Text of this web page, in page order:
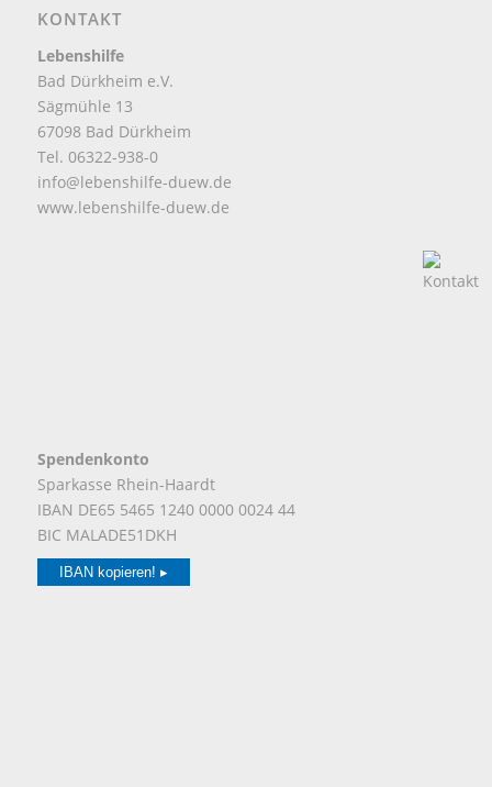
KONTAKT
Lebenshilfe
Bad Dürkheim e.V.
Sägmühle 13
67098 Bad Dürkheim
Tel. 06322-938-0
info@lebenshilfe-duew.de
www.lebenshilfe-duew.de
Spendenkonto
Sparkasse Rhein-Haardt
IBAN DE65 5465 1240 0000 0024 44
BIC MALADE51DKH
IBAN kopieren! ▸